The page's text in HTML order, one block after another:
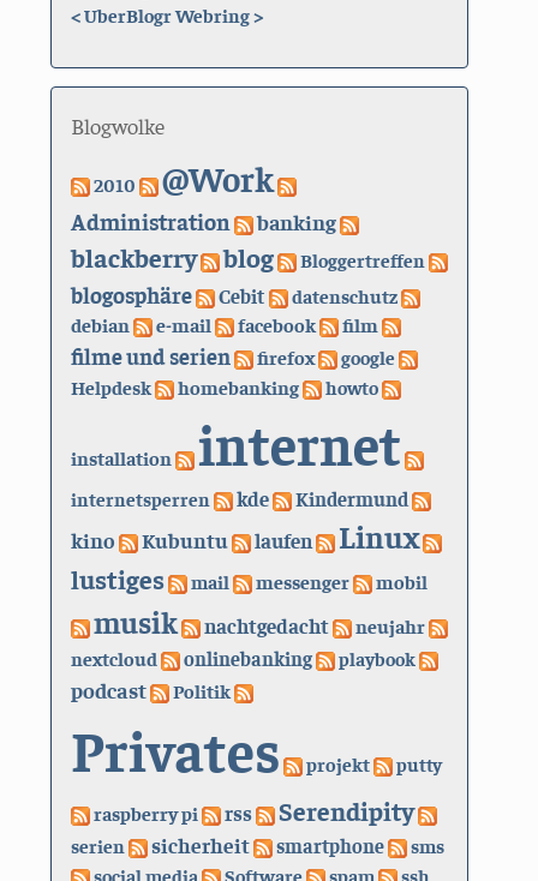
<UberBlogr Webring>
Blogwolke
2010 @Work
Administration banking
blackberry blog Bloggertreffen
blogosphäre Cebit datenschutz
debian e-mail facebook film
filme und serien firefox
google
Helpdesk
homebanking howto
installation internet
internetsperren kde Kindermund
kino Kubuntu laufen Linux
lustiges mail messenger mobil
musik nachtgedacht neujahr
nextcloud onlinebanking playbook
podcast Politik
Privates projekt putty
raspberry pi rss Serendipity
serien sicherheit smartphone
sms
social media
Software spam ssh